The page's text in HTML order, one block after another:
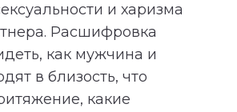
и харизма
Расшифровка
как мужчина и
в близость, что
какие